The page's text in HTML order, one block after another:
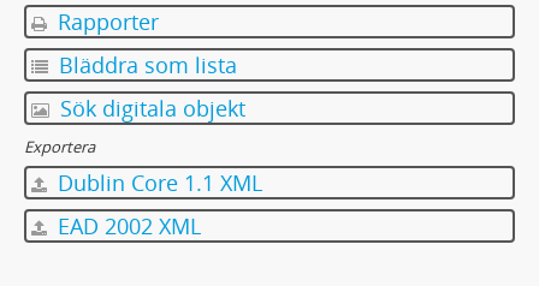
Rapporter
Bläddra som lista
Sök digitala objekt
Exportera
Dublin Core 1.1 XML
EAD 2002 XML